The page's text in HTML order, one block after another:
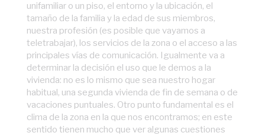
unifamiliar o un piso, el entorno y la ubicación, el
tamaño de la familia y la edad de sus miembros,
nuestra profesión (es posible que vayamos a
teletrabajar), los servicios de la zona o el acceso a las
principales vías de comunicación. Igualmente va a
determinar la decisión el uso que le demos a la
vivienda: no es lo mismo que sea nuestro hogar
habitual, una segunda vivienda de fin de semana o de
vacaciones puntuales. Otro punto fundamental es el
clima de la zona en la que nos encontramos; en este
sentido tienen mucho que ver algunas cuestiones